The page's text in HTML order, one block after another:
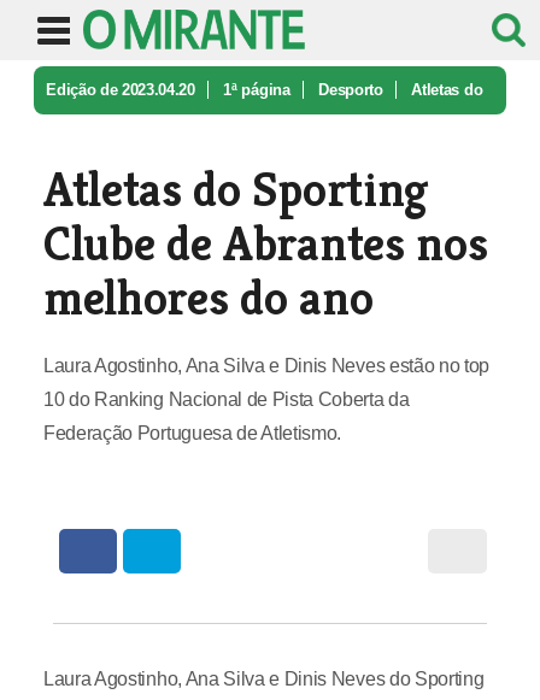
Edição de 2023.04.20 1ª página Desporto Atletas do
Atletas do Sporting
Clube de Abrantes nos
melhores do ano
Laura Agostinho, Ana Silva e Dinis Neves estão no top
10 do Ranking Nacional de Pista Coberta da
Federação Portuguesa de Atletismo.
Laura Agostinho, Ana Silva e Dinis Neves do Sporting